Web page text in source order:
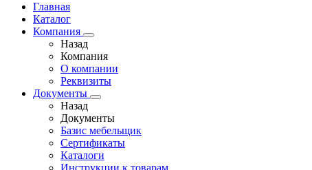
Главная
Каталог
Компания
Назад
Компания
О компании
Реквизиты
Документы
Назад
Документы
Базис мебельщик
Сертификаты
Каталоги
Инструкции к товарам